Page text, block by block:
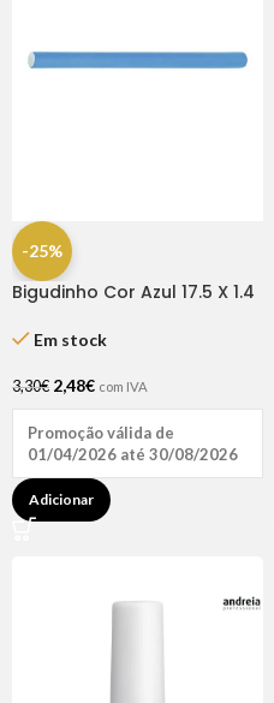
-25%
Bigudinho Cor Azul 17.5 X 1.4
Em stock
3,30€ 2,48€ com IVA
Promoção válida de
01/04/2026 até 30/08/2026
Adicionar